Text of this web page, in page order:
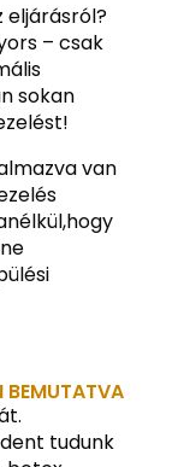
eljárásról?
– csak
sokan
van
BEMUTATVA
tudunk